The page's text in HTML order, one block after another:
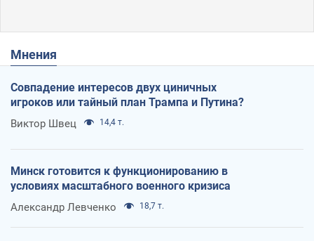
Мнения
Совпадение интересов двух циничных
игроков или тайный план Трампа и Путина?
Виктор Швец 14,4 т.
Минск готовится к функционированию в
условиях масштабного военного кризиса
Александр Левченко 18,7 т.